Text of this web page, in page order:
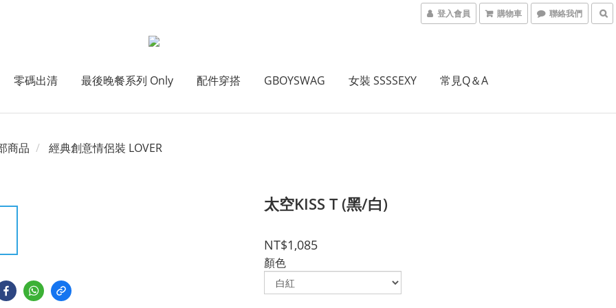
登入會員 購物車 聯絡我們
零碼出清 最後晚餐系列 Only 配件穿搭 GBOYSWAG 女裝 SSSSEXY 常見Q＆A
商品 經典創意情侶裝 LOVER
太空KISS T (黑/白)
NT$1,085
顏色